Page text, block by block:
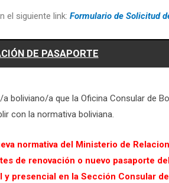
el siguiente link:Formulario de Solicitud
DE PASAPORTE
boliviano/a que la Oficina Consular de
con la normativa boliviana.
normativa del Ministerio de
de renovación o nuevo pasaporte
y presencial en la Sección Consular